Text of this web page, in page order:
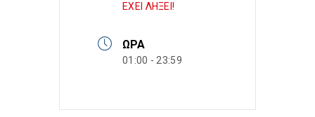
ΕΧΕΙ ΛΗΞΕΙ!
ΏΡΑ
01:00 - 23:59